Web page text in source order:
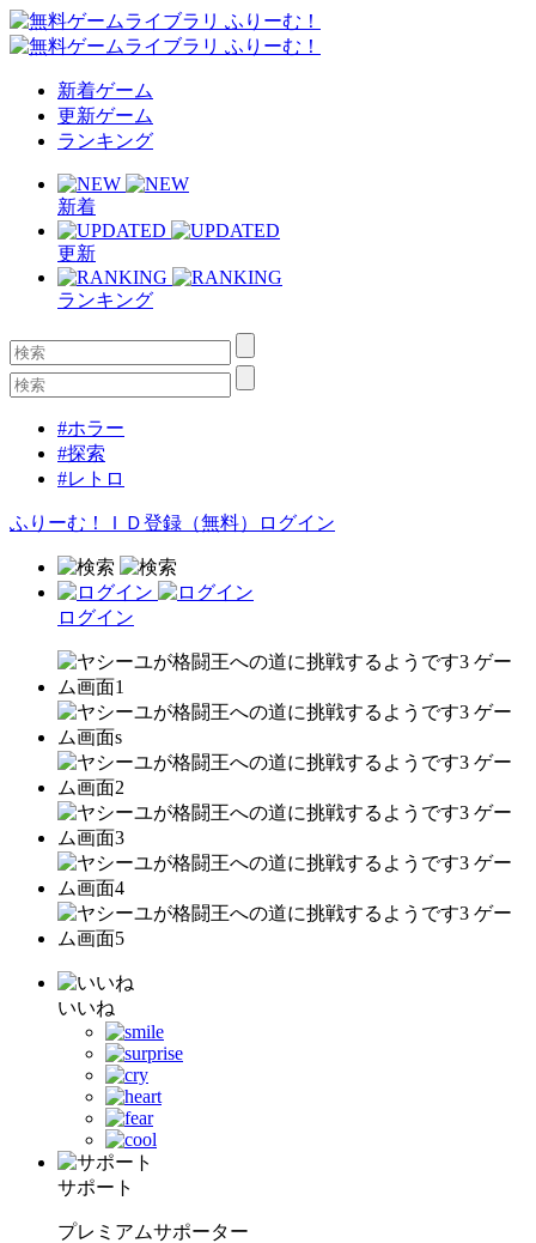
新着ゲーム
更新ゲーム
ランキング
新着
更新
ランキング
#ホラー
#探索
#レトロ
ふりーむ！ＩＤ登録（無料） ログイン
ログイン
いいね
サポート
プレミアムサポーター